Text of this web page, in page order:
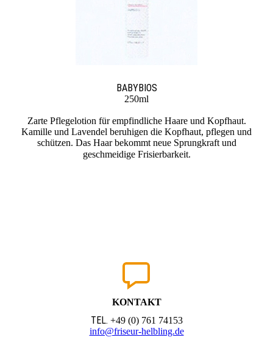
BABYBIOS
250ml
Zarte Pflegelotion für empfindliche Haare und Kopfhaut.
Kamille und Lavendel beruhigen die Kopfhaut, pflegen und
schützen. Das Haar bekommt neue Sprungkraft und
geschmeidige Frisierbarkeit.
KONTAKT
TEL. +49 (0) 761 74153
info@friseur-helbling.de